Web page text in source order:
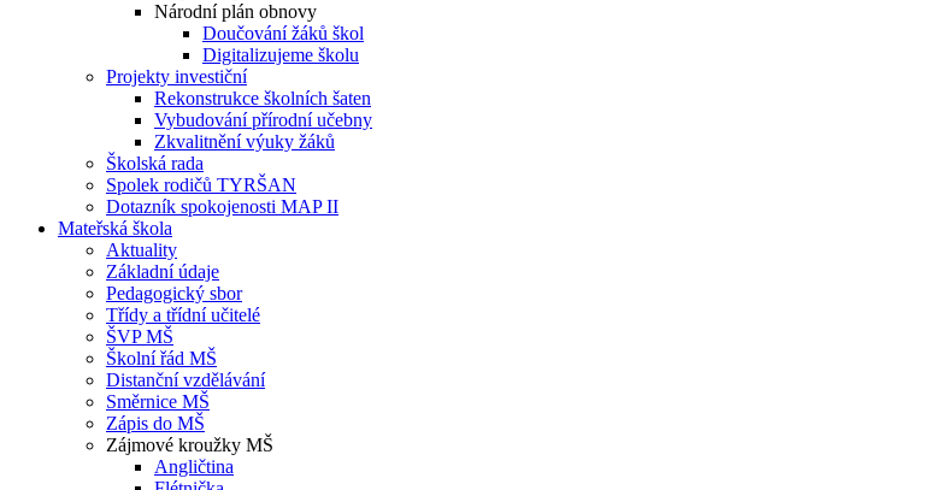
Národní plán obnovy
Doučování žáků škol
Digitalizujeme školu
Projekty investiční
Rekonstrukce školních šaten
Vybudování přírodní učebny
Zkvalitnění výuky žáků
Školská rada
Spolek rodičů TYRŠAN
Dotazník spokojenosti MAP II
Mateřská škola
Aktuality
Základní údaje
Pedagogický sbor
Třídy a třídní učitelé
ŠVP MŠ
Školní řád MŠ
Distanční vzdělávání
Směrnice MŠ
Zápis do MŠ
Zájmové kroužky MŠ
Angličtina